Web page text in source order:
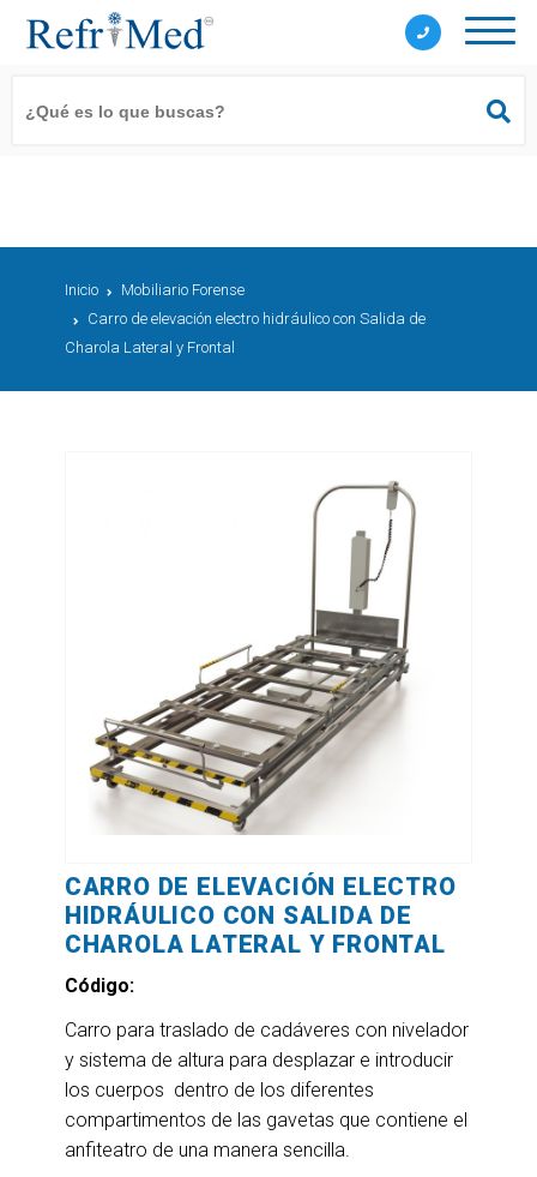
Inicio
Mobiliario Forense
Carro de elevación electro hidráulico con Salida de
Charola Lateral y Frontal
CARRO DE ELEVACIÓN ELECTRO
HIDRÁULICO CON SALIDA DE
CHAROLA LATERAL Y FRONTAL
Código:
Carro para traslado de cadáveres con nivelador
y sistema de altura para desplazar e introducir
los cuerpos dentro de los diferentes
compartimentos de las gavetas que contiene el
anfiteatro de una manera sencilla.